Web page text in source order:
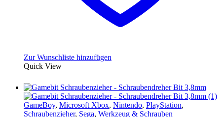
Zur Wunschliste hinzufügen
Quick View
GameBoy, Microsoft Xbox, Nintendo, PlayStation,
Schraubenzieher, Sega, Werkzeug & Schrauben